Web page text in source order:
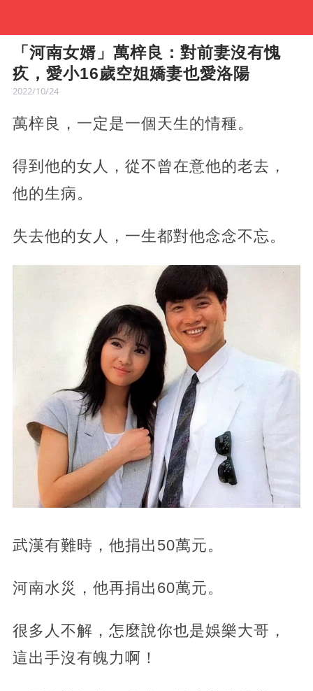
「河南女婿」萬梓良：對前妻沒有愧
疚，愛小16歲空姐嬌妻也愛洛陽
2022/10/24
萬梓良，一定是一個天生的情種。
得到他的女人，從不曾在意他的老去，
他的生病。
失去他的女人，一生都對他念念不忘。
武漢有難時，他捐出50萬元。
河南水災，他再捐出60萬元。
很多人不解，怎麼說你也是娛樂大哥，
這出手沒有魄力啊！